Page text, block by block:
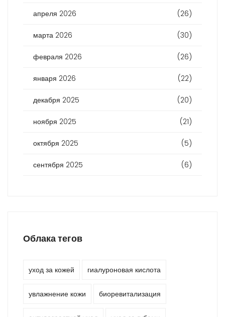
апреля 2026 (26)
марта 2026 (30)
февраля 2026 (26)
января 2026 (22)
декабря 2025 (20)
ноября 2025 (21)
октября 2025 (5)
сентября 2025 (6)
Облака тегов
уход за кожей гиалуроновая кислота
увлажнение кожи биоревитализация